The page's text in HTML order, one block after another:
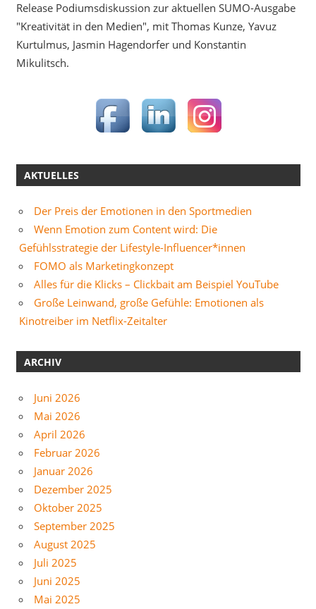
Release Podiumsdiskussion zur aktuellen SUMO-Ausgabe
"Kreativität in den Medien", mit Thomas Kunze, Yavuz
Kurtulmus, Jasmin Hagendorfer und Konstantin
Mikulitsch.
AKTUELLES
Der Preis der Emotionen in den Sportmedien
Wenn Emotion zum Content wird: Die
Gefühlsstrategie der Lifestyle-Influencer*innen
FOMO als Marketingkonzept
Alles für die Klicks – Clickbait am Beispiel YouTube
Große Leinwand, große Gefühle: Emotionen als
Kinotreiber im Netflix-Zeitalter
ARCHIV
Juni 2026
Mai 2026
April 2026
Februar 2026
Januar 2026
Dezember 2025
Oktober 2025
September 2025
August 2025
Juli 2025
Juni 2025
Mai 2025